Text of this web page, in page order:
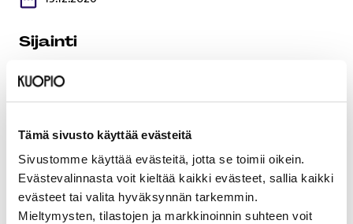
Tämä sivusto käyttää evästeitä
Sivustomme käyttää evästeitä, jotta se toimii oikein.
Evästevalinnasta voit kieltää kaikki evästeet, sallia kaikki
evästeet tai valita hyväksynnän tarkemmin.
Mieltymysten, tilastojen ja markkinoinnin suhteen voit
Sijainti
Kuopion Musiikkikeskus, Kuopionlahdenkatu 23,
70100 Kuopio, 70100
Lue lisää tapahtumastaTämä linkki aukeaa uuteen välilehteen
Joulun odotetuin soundtrack soi jälleen Kuopion
Musiikkikeskuksessa!